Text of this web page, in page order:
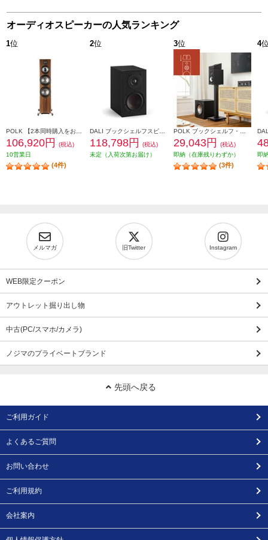
オーディオスピーカーの人気ランキング
1位
106,920円
(税込)
10営業日
(4件)
2位
118,798円
(税込)
未定（入荷次第お届け）
3位
29,043円
(税込)
即納（在庫残りわずか）
(3件)
4
即
メルマガ 旧Twitter Instagram
WEB限定クーポン
アウトレット掘り出し物
中古(PC/スマホ/カメラ)
ノジマのプライベートブランド
先頭へ戻る
ご利用ガイド
よくあるご質問
お問い合わせ
ご利用規約
会社案内